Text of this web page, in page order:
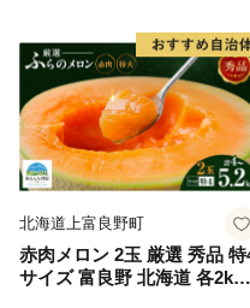
北海道上富良野町
赤肉メロン 2玉 厳選 秀品 特
サイズ 富良野 北海道 各2kg